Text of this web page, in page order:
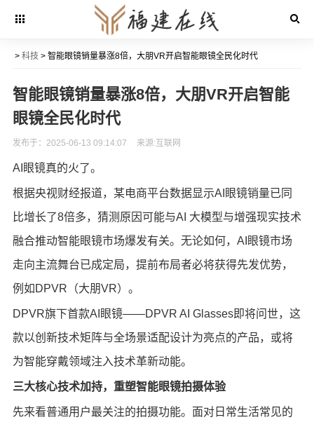
> 科技 > 智能眼镜销量暴涨8倍，大朋VR开启智能眼镜全民化时代
智能眼镜销量暴涨8倍，大朋VR开启智能
眼镜全民化时代
发布于：2025-06-13 09:14:07 来源:互联网
AI眼镜真的火了。
根据央视财经报道，某电商平台数据显示AI眼镜销量已同
比增长了8倍多，猜测原因可能与AI 大模型与增强现实技术
融合推动智能眼镜市场爆发有关。无论如何，AI眼镜市场
走向主流舞台已成定局，提前布局者必将获得先发优势，
例如DPVR（大朋VR）。
DPVR旗下首款AI眼镜——DPVR AI Glasses即将问世，这
款以创新技术矩阵与全场景适配设计为亮点的产品，或将
为智能穿戴领域注入技术革新动能。
三大核心技术加持，重塑智能眼镜拍摄体验
先来看普通用户最关注的拍摄功能。面对日常生活常见的